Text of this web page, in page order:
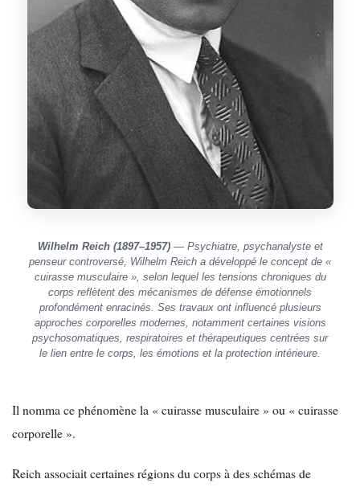
Wilhelm Reich (1897–1957)— Psychiatre, psychanalyste et
penseur controversé, Wilhelm Reich a développé le concept de «
cuirasse musculaire », selon lequel les tensions chroniques du
corps reflètent des mécanismes de défense émotionnels
profondément enracinés. Ses travaux ont influencé plusieurs
approches corporelles modernes, notamment certaines visions
psychosomatiques, respiratoires et thérapeutiques centrées sur
le lien entre le corps, les émotions et la protection intérieure.
Il nomma ce phénomène la « cuirasse musculaire » ou « cuirasse
corporelle ».
Reich associait certaines régions du corps à des schémas de